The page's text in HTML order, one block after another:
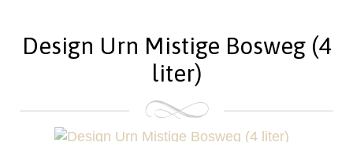
Design Urn Mistige Bosweg (4
liter)